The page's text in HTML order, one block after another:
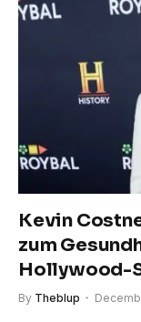
Kevin
zum
Hollywood-
By Theblup